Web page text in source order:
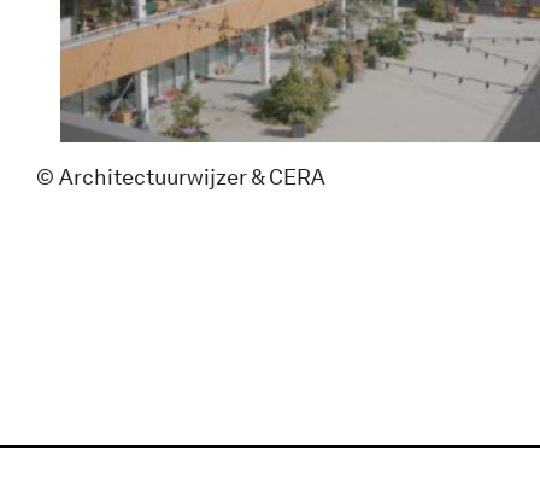
© Architectuurwijzer & CERA